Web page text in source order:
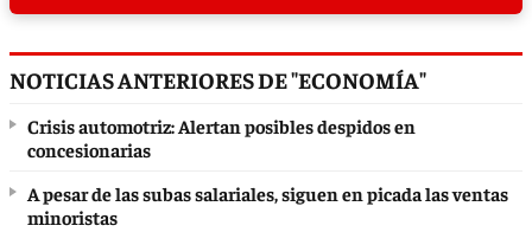
NOTICIAS ANTERIORES DE "ECONOMÍA"
Crisis automotriz: Alertan posibles despidos en
concesionarias
A pesar de las subas salariales, siguen en picada las ventas
minoristas